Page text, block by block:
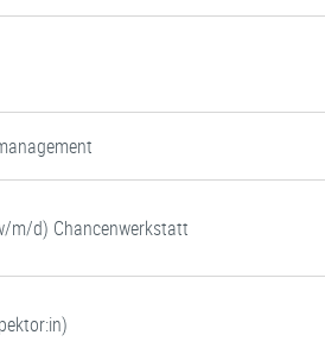
m/d) Chancenwerkstatt